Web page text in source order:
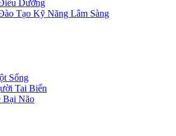
Dưỡng
Tạo Kỹ Năng Lâm Sàng
Sống
Tai Biến
Bại Não